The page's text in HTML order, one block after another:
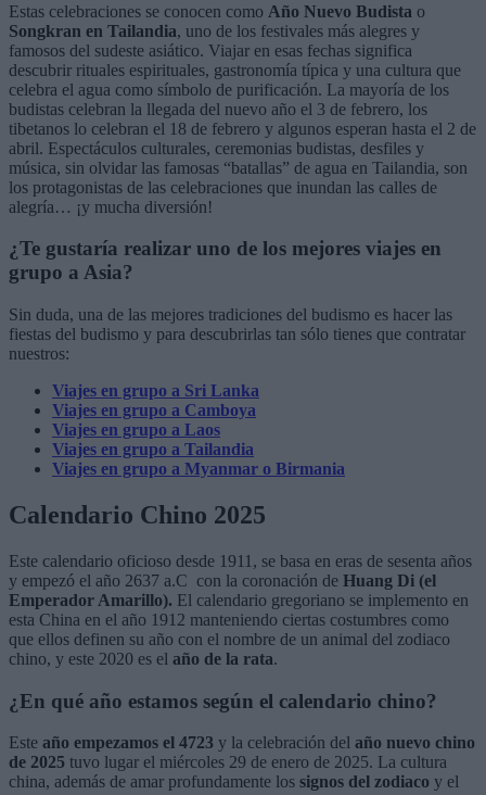
Estas celebraciones se conocen como Año Nuevo Budista o
Songkran en Tailandia, uno de los festivales más alegres y
famosos del sudeste asiático. Viajar en esas fechas significa
descubrir rituales espirituales, gastronomía típica y una cultura que
celebra el agua como símbolo de purificación. La mayoría de los
budistas celebran la llegada del nuevo año el 3 de febrero, los
tibetanos lo celebran el 18 de febrero y algunos esperan hasta el 2 de
abril. Espectáculos culturales, ceremonias budistas, desfiles y
música, sin olvidar las famosas “batallas” de agua en Tailandia, son
los protagonistas de las celebraciones que inundan las calles de
alegría… ¡y mucha diversión!
¿Te gustaría realizar uno de los mejores viajes en
grupo a Asia?
Sin duda, una de las mejores tradiciones del budismo es hacer las
fiestas del budismo y para descubrirlas tan sólo tienes que contratar
nuestros:
Viajes en grupo a Sri Lanka
Viajes en grupo a Camboya
Viajes en grupo a Laos
Viajes en grupo a Tailandia
Viajes en grupo a Myanmar o Birmania
Calendario Chino 2025
Este calendario oficioso desde 1911, se basa en eras de sesenta años
y empezó el año 2637 a.C con la coronación de Huang Di (el
Emperador Amarillo). El calendario gregoriano se implemento en
esta China en el año 1912 manteniendo ciertas costumbres como
que ellos definen su año con el nombre de un animal del zodiaco
chino, y este 2020 es el año de la rata.
¿En qué año estamos según el calendario chino?
Este año empezamos el 4723 y la celebración del año nuevo chino
de 2025 tuvo lugar el miércoles 29 de enero de 2025. La cultura
china, además de amar profundamente los signos del zodiaco y el